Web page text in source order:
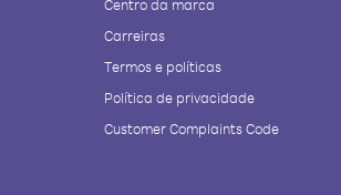
Centro da marca
Carreiras
Termos e políticas
Política de privacidade
Customer Complaints Code